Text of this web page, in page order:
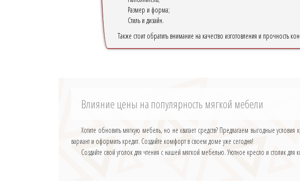
Размер и форма;
Стиль и дизайн.
Также стоит обратить внимание на качество изготовления и прочность
Влияние цены на популярность мягкой мебели
Хотите обновить мягкую мебель, но не хватает средств? Предлагаем выгодные
вариант и оформить кредит. Создайте комфорт в своем доме уже сегодня!
Создайте свой уголок для чтения с нашей мягкой мебелью. Уютное кресло и столик